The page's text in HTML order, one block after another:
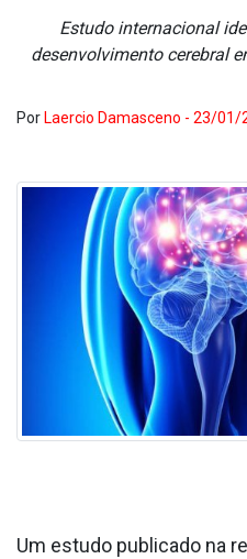
Estudo internacional
desenvolvimento cerebral
Por Laercio Damasceno - 23/01/
Um estudo publicado na